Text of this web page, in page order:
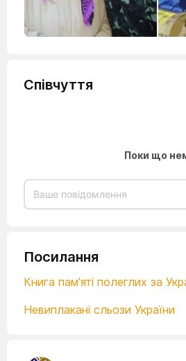
Співчуття
Поки що
Посилання
Книга пам'яті полеглих за
Невиплакані сльози України